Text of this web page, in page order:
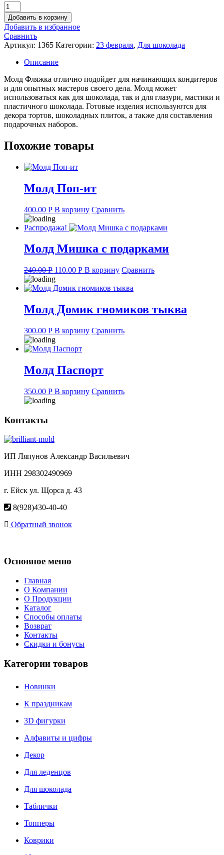
Количество
товара
Молд
Фляжка
Добавить в корзину
Добавить в избранное
Сравнить
Артикул: 1365 Категории: 23 февраля, Для шоколада
Описание
Молд Фляжка отлично подойдет для начинающих кондитеров
и для опытных мастеров своего дела. Молд может
использоваться как для шоколада, так и для глазури, мастики и
пластичного шоколада. Готовые изделия используются для
декора тортов, шоколадных плиток, а также для составления
подарочных наборов.
Похожие товары
Молд Поп-ит
400.00 Р В корзину Сравнить
Распродажа!
Молд Мишка с подарками
240.00Р Original
price
was:
110.00 РCurrent
is:
В корзину Сравнить
Молд Домик гномиков тыква
300.00 Р В корзину Сравнить
Молд Паспорт
350.00 Р В корзину Сравнить
Контакты
ИП Ляпунов Александр Васильевич
ИНН 298302490969
г. Ейск ул. Щорса д. 43
8(928)430-40-40
Обратный звонок
Основное меню
Главная
О Компании
О Продукции
Каталог
Способы оплаты
Возврат
Контакты
Скидки и бонусы
Категории товаров
Новинки
К праздникам
3D фигурки
Алфавиты и цифры
Декор
Для леденцов
Для шоколада
Таблички
Топперы
Коврики